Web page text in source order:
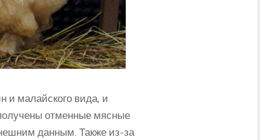
и малайского вида, и
отменные мясные
данным. Также из-за